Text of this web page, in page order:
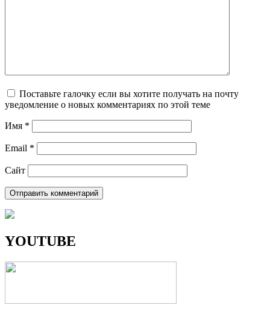
Поставьте галочку если вы хотите получать на почту
уведомление о новых комментариях по этой теме
Имя *
Email *
Сайт
YOUTUBE